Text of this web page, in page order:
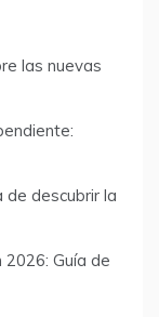
las nuevas
descubrir la
Guía de